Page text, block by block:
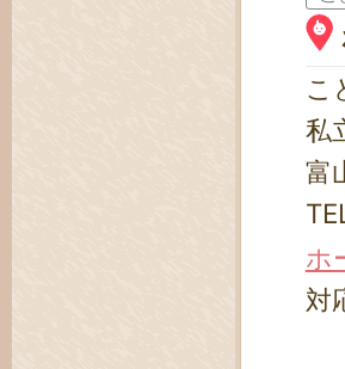
こ
私
富
ホ
対